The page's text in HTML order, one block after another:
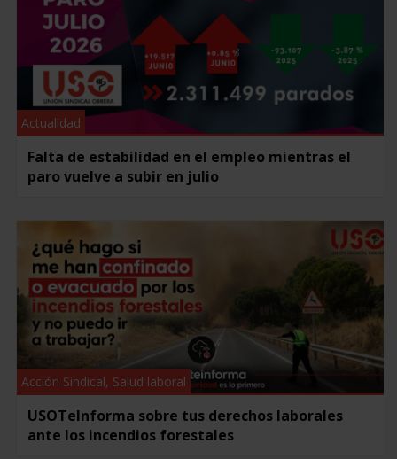
Actualidad
Falta de estabilidad en el empleo mientras el
paro vuelve a subir en julio
Acción Sindical, Salud laboral
USOTeInforma sobre tus derechos laborales
ante los incendios forestales